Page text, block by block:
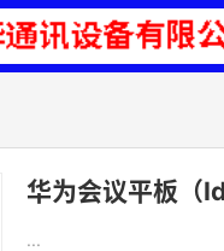
华为会议平板（
...